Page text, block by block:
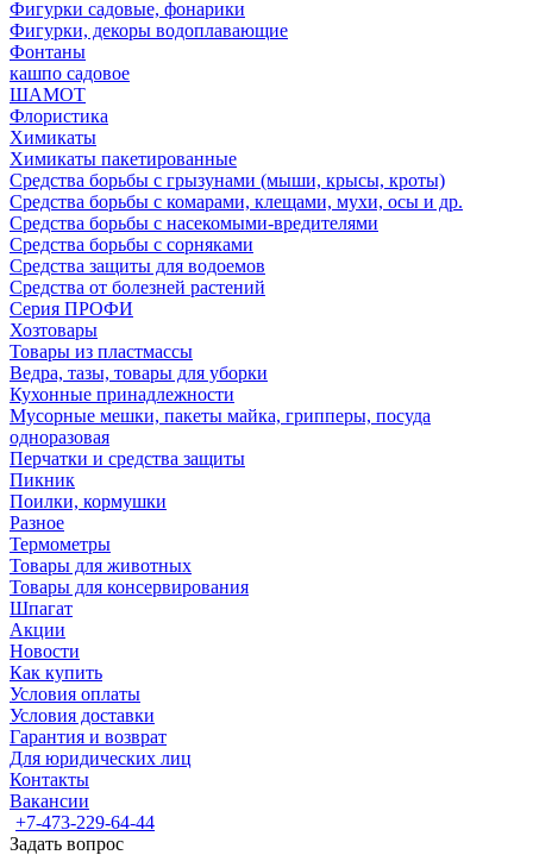
Фигурки садовые, фонарики
Фигурки, декоры водоплавающие
Фонтаны
кашпо садовое
ШАМОТ
Флористика
Химикаты
Химикаты пакетированные
Средства борьбы с грызунами (мыши, крысы, кроты)
Средства борьбы с комарами, клещами, мухи, осы и др.
Средства борьбы с насекомыми-вредителями
Средства борьбы с сорняками
Средства защиты для водоемов
Средства от болезней растений
Серия ПРОФИ
Хозтовары
Товары из пластмассы
Ведра, тазы, товары для уборки
Кухонные принадлежности
Мусорные мешки, пакеты майка, грипперы, посуда
одноразовая
Перчатки и средства защиты
Пикник
Поилки, кормушки
Разное
Термометры
Товары для животных
Товары для консервирования
Шпагат
Акции
Новости
Как купить
Условия оплаты
Условия доставки
Гарантия и возврат
Для юридических лиц
Контакты
Вакансии
+7-473-229-64-44
Задать вопрос